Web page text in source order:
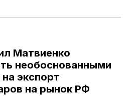
Матвиенко
необоснованными
экспорт
на рынок РФ